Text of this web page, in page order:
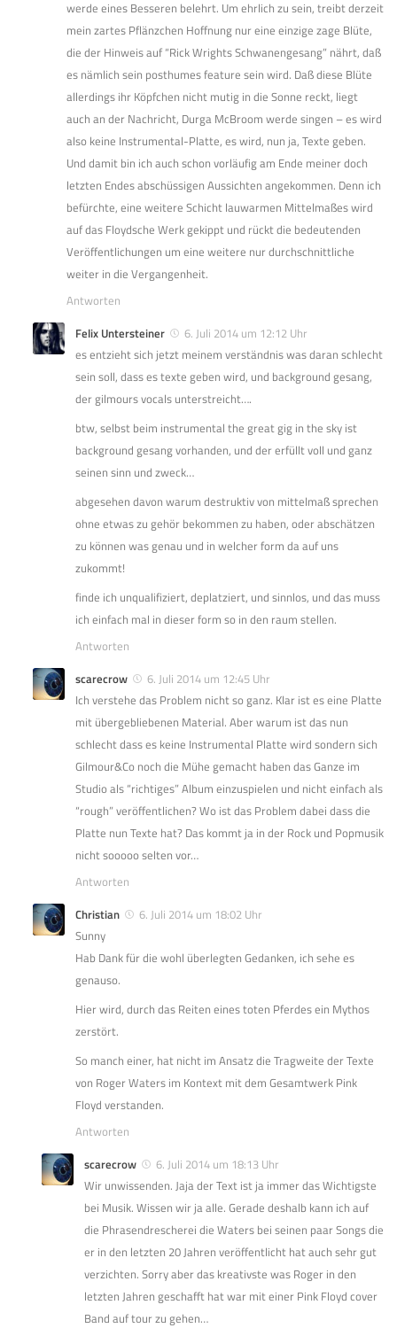
werde eines Besseren belehrt. Um ehrlich zu sein, treibt derzeit
mein zartes Pflänzchen Hoffnung nur eine einzige zage Blüte,
die der Hinweis auf “Rick Wrights Schwanengesang” nährt, daß
es nämlich sein posthumes feature sein wird. Daß diese Blüte
allerdings ihr Köpfchen nicht mutig in die Sonne reckt, liegt
auch an der Nachricht, Durga McBroom werde singen – es wird
also keine Instrumental-Platte, es wird, nun ja, Texte geben.
Und damit bin ich auch schon vorläufig am Ende meiner doch
letzten Endes abschüssigen Aussichten angekommen. Denn ich
befürchte, eine weitere Schicht lauwarmen Mittelmaßes wird
auf das Floydsche Werk gekippt und rückt die bedeutenden
Veröffentlichungen um eine weitere nur durchschnittliche
weiter in die Vergangenheit.
Antworten
Felix Untersteiner
6. Juli 2014 um 12:12 Uhr
es entzieht sich jetzt meinem verständnis was daran schlecht
sein soll, dass es texte geben wird, und background gesang,
der gilmours vocals unterstreicht….
btw, selbst beim instrumental the great gig in the sky ist
background gesang vorhanden, und der erfüllt voll und ganz
seinen sinn und zweck…
abgesehen davon warum destruktiv von mittelmaß sprechen
ohne etwas zu gehör bekommen zu haben, oder abschätzen
zu können was genau und in welcher form da auf uns
zukommt!
finde ich unqualifiziert, deplatziert, und sinnlos, und das muss
ich einfach mal in dieser form so in den raum stellen.
Antworten
scarecrow
6. Juli 2014 um 12:45 Uhr
Ich verstehe das Problem nicht so ganz. Klar ist es eine Platte
mit übergebliebenen Material. Aber warum ist das nun
schlecht dass es keine Instrumental Platte wird sondern sich
Gilmour&Co noch die Mühe gemacht haben das Ganze im
Studio als “richtiges” Album einzuspielen und nicht einfach als
“rough” veröffentlichen? Wo ist das Problem dabei dass die
Platte nun Texte hat? Das kommt ja in der Rock und Popmusik
nicht sooooo selten vor…
Antworten
Christian
6. Juli 2014 um 18:02 Uhr
Sunny
Hab Dank für die wohl überlegten Gedanken, ich sehe es
genauso.
Hier wird, durch das Reiten eines toten Pferdes ein Mythos
zerstört.
So manch einer, hat nicht im Ansatz die Tragweite der Texte
von Roger Waters im Kontext mit dem Gesamtwerk Pink
Floyd verstanden.
Antworten
scarecrow
6. Juli 2014 um 18:13 Uhr
Wir unwissenden. Jaja der Text ist ja immer das Wichtigste
bei Musik. Wissen wir ja alle. Gerade deshalb kann ich auf
die Phrasendrescherei die Waters bei seinen paar Songs die
er in den letzten 20 Jahren veröffentlicht hat auch sehr gut
verzichten. Sorry aber das kreativste was Roger in den
letzten Jahren geschafft hat war mit einer Pink Floyd cover
Band auf tour zu gehen…